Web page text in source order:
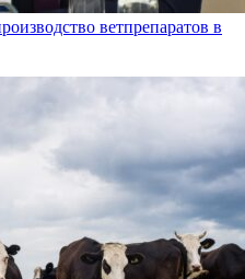
ветпрепаратов в